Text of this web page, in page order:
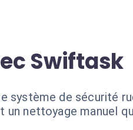
Swiftask
système de sécurité
nettoyage manuel